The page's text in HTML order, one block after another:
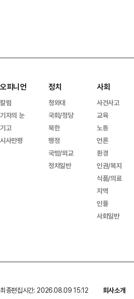
오피니언
칼럼
기자의 눈
기고
시사만평
정치
청와대
국회/정당
북한
행정
국방/외교
정치일반
사회
사건사고
교육
노동
언론
환경
인권/복지
식품/의료
지역
인물
사회일반
최종편집시간: 2026.08.09 15:12 회사소개